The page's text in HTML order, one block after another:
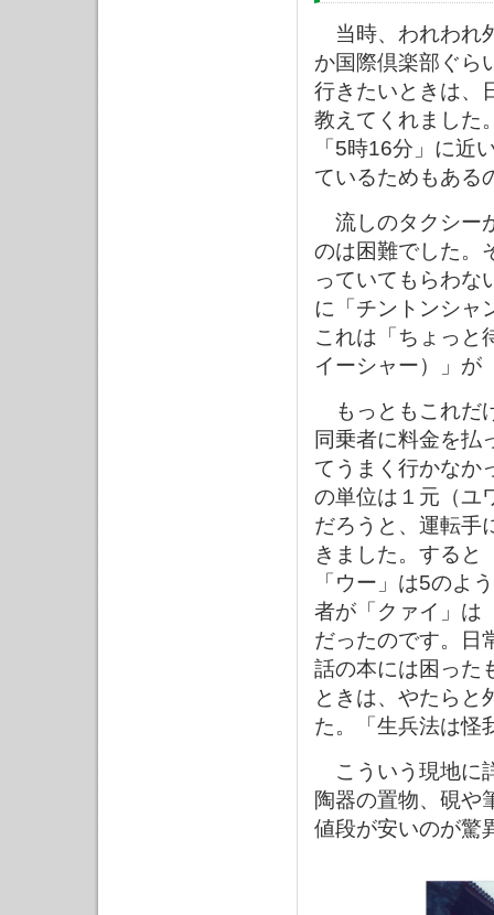
当時、われわれ
か国際倶楽部ぐら
行きたいときは、
教えてくれました
「5時16分」に近
ているためもある
流しのタクシー
のは困難でした。
っていてもらわな
に「チントンシャ
これは「ちょっと
イーシャー）」が
もっともこれだ
同乗者に料金を払
てうまく行かなか
の単位は１元（ユ
だろうと、運転手
きました。すると
「ウー」は5のよ
者が「クァイ」は
だったのです。日
話の本には困った
ときは、やたらと
た。「生兵法は怪
こういう現地に
陶器の置物、硯や
値段が安いのが驚